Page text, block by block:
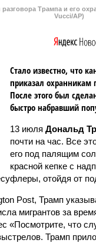
разговора Трампа и его
Vucci/AP)
Стало известно, что
приказал охранникам
После этого был
быстро набравший
13 июля Дональд
почти на час. Все
его под палящим
красной кепке с
отойдя от
Post, Трамп
мигрантов за
«Посмотрите, что
Трамп